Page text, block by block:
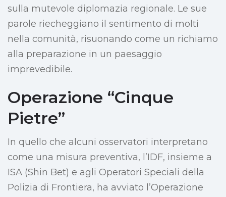
sulla mutevole diplomazia regionale. Le sue
parole riecheggiano il sentimento di molti
nella comunità, risuonando come un richiamo
alla preparazione in un paesaggio
imprevedibile.
Operazione “Cinque
Pietre”
In quello che alcuni osservatori interpretano
come una misura preventiva, l’IDF, insieme a
ISA (Shin Bet) e agli Operatori Speciali della
Polizia di Frontiera, ha avviato l’Operazione